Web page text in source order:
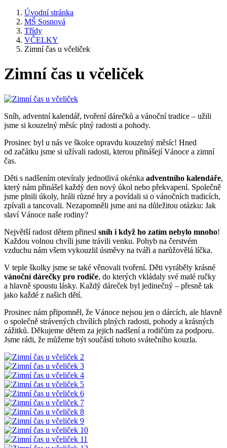
Úvodní stránka
MŠ Sosnová
Třídy
VČELKY
Zimní čas u včeliček
Zimní čas u včeliček
Sníh, adventní kalendář, tvoření dárečků a vánoční tradice – užili
jsme si kouzelný měsíc plný radosti a pohody.
Prosinec byl u nás ve školce opravdu kouzelný měsíc! Hned
od začátku jsme si užívali radosti, kterou přinášejí Vánoce a zimní
čas.
Děti s nadšením otevíraly jednotlivá okénka adventního kalendáře,
který nám přinášel každý den nový úkol nebo překvapení. Společně
jsme plnili úkoly, hráli různé hry a povídali si o vánočních tradicích,
zpívali a tancovali. Nezapomněli jsme ani na důležitou otázku: Jak
slaví Vánoce naše rodiny?
Největší radost dětem přinesl sníh i když ho zatím nebylo mnoho!
Každou volnou chvíli jsme trávili venku. Pohyb na čerstvém
vzduchu nám všem vykouzlil úsměvy na tváři a narůžovělá líčka.
V teple školky jsme se také věnovali tvoření. Děti vyráběly krásné
vánoční dárečky pro rodiče, do kterých vkládaly své malé ručky
a hlavně spoustu lásky. Každý dáreček byl jedinečný – přesně tak
jako každé z našich dětí.
Prosinec nám připomněl, že Vánoce nejsou jen o dárcích, ale hlavně
o společně strávených chvílích plných radosti, pohody a krásných
zážitků. Děkujeme dětem za jejich nadšení a rodičům za podporu.
Jsme rádi, že můžeme být součástí tohoto svátečního kouzla.